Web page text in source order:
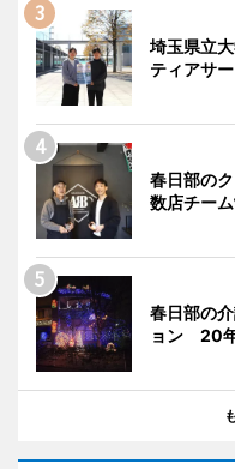
埼玉県立
ティアサ
春日部の
数店チー
春日部の
ョン 20